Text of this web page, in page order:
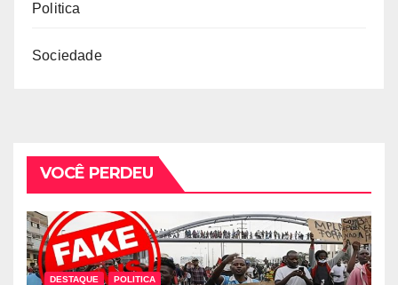
Politica
Sociedade
VOCÊ PERDEU
DESTAQUE POLITICA